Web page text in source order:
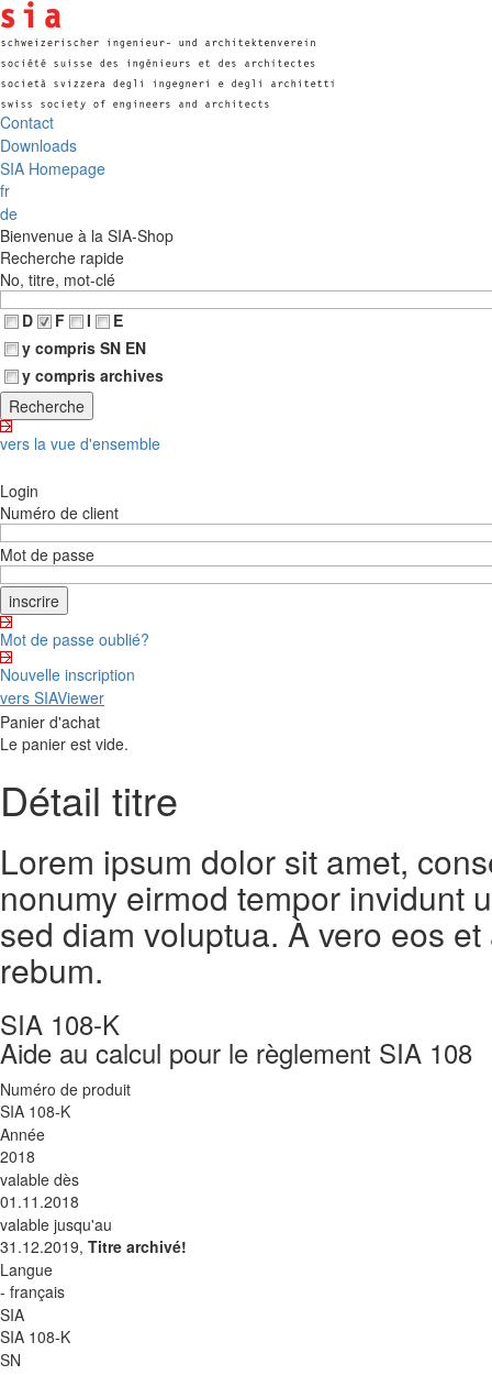
Contact
Downloads
SIA Homepage
fr
de
Bienvenue à la SIA-Shop
Recherche rapide
No, titre, mot-clé
D
F I
E
y compris SN EN
y compris archives
vers la vue d'ensemble
Login
Numéro de client
Mot de passe
Mot de passe oublié?
Nouvelle inscription
vers SIAViewer
Panier d'achat
Le panier est vide.
Détail titre
Lorem ipsum dolor sit amet,
nonumy eirmod tempor invidunt
sed diam voluptua. À vero eos
rebum.
SIA 108-K
Aide au calcul pour le règlement SIA 108
Numéro de produit
SIA 108-K
Année
2018
valable dès
01.11.2018
valable jusqu'au
31.12.2019, Titre archivé!
Langue
- français
SIA
SIA 108-K
SN